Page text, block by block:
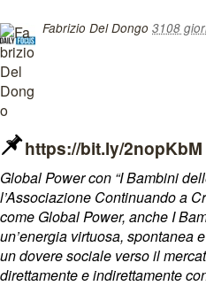
Fabrizio Del Dongo 3108
https://bit.ly/2nopKbM
Global Power con “I Bambini
l’Associazione Continuando a
come Global Power, anche I
un’energia virtuosa, spontanea
un dovere sociale verso il
direttamente e indirettamente